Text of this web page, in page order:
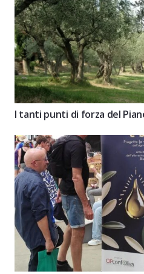
I tanti punti di forza del